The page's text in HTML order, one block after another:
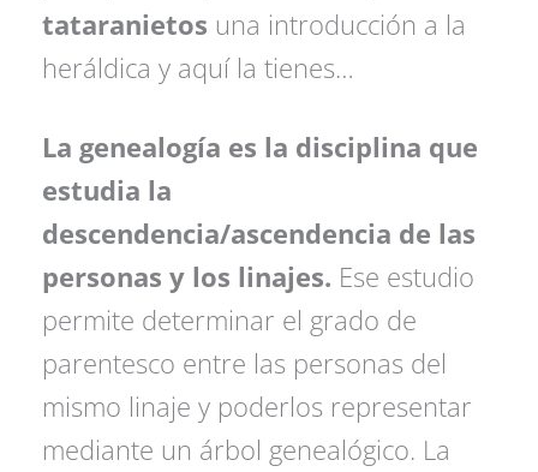
tataranietos una introducción a la
heráldica y aquí la tienes…
La genealogía es la disciplina que
estudia la
descendencia/ascendencia de las
personas y los linajes. Ese estudio
permite determinar el grado de
parentesco entre las personas del
mismo linaje y poderlos representar
mediante un árbol genealógico. La